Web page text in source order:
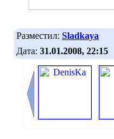
Разместил: Sladkaya
Дата: 31.01.2008, 22:15